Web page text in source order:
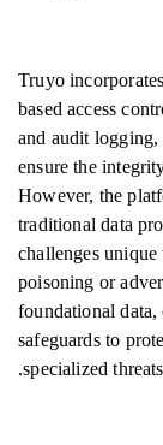
Truyo
based access
and audit logging,
ensure the
However, the
traditional data
challenges
poisoning or
foundational
safeguards to
specialized threats.